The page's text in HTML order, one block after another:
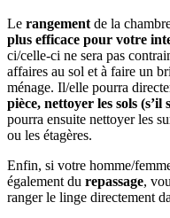
Le rangement de la
plus efficace pour votre
ci/celle-ci ne sera pas
affaires au sol et à faire un
ménage. Il/elle pourra
pièce, nettoyer les sols
pourra ensuite nettoyer les
ou les étagères.
Enfin, si votre homme/
également du repassage,
ranger le linge directement